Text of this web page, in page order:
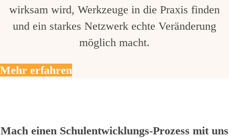
wirksam wird, Werkzeuge in die Praxis finden
und ein starkes Netzwerk echte Veränderung
möglich macht.
Mehr erfahren
Mach einen Schulentwicklungs-Prozess mit uns